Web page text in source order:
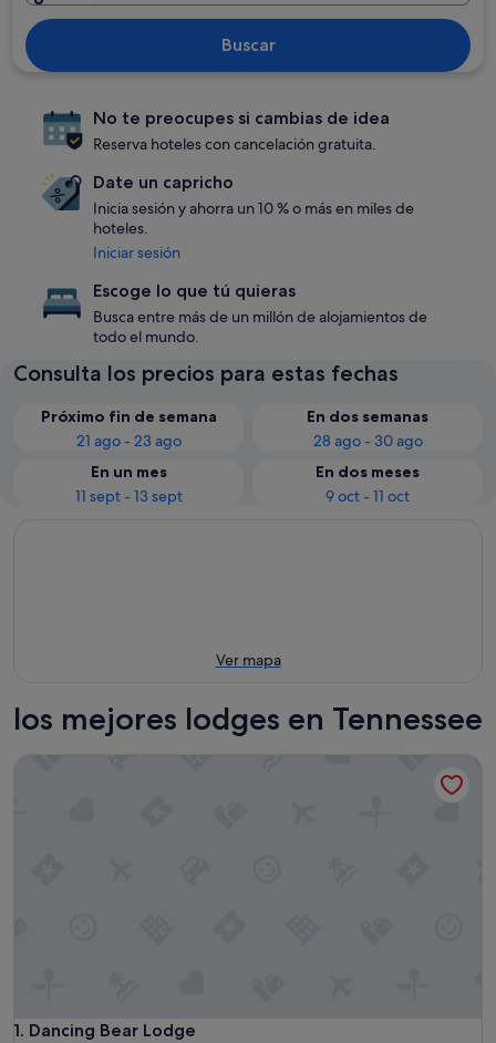
Buscar
No te preocupes si cambias de idea
Reserva hoteles con cancelación gratuita.
Date un capricho
Inicia sesión y ahorra un 10 % o más en miles de
hoteles.
Iniciar sesión
Escoge lo que tú quieras
Busca entre más de un millón de alojamientos de
todo el mundo.
Consulta los precios para estas fechas
Próximo fin de semana
21 ago - 23 ago
En dos semanas
28 ago - 30 ago
En un mes
11 sept - 13 sept
En dos meses
9 oct - 11 oct
Ver mapa
los mejores lodges en Tennessee
1. Dancing Bear Lodge
Dancing Bear Lodge